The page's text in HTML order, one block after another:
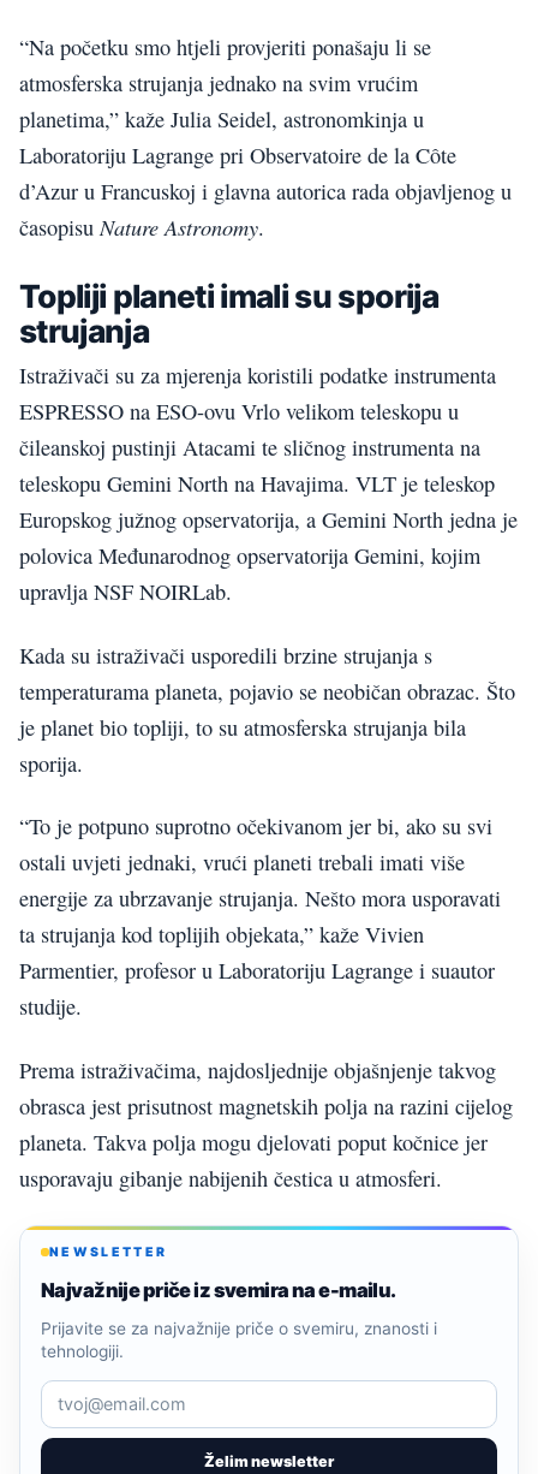
“Na početku smo htjeli provjeriti ponašaju li se
atmosferska strujanja jednako na svim vrućim
planetima,” kaže Julia Seidel, astronomkinja u
Laboratoriju Lagrange pri Observatoire de la Côte
d’Azur u Francuskoj i glavna autorica rada objavljenog u
časopisuNature Astronomy.
Topliji planeti imali su sporija
strujanja
Istraživači su za mjerenja koristili podatke instrumenta
ESPRESSO na ESO-ovu Vrlo velikom teleskopu u
čileanskoj pustinji Atacami te sličnog instrumenta na
teleskopu Gemini North na Havajima. VLT je teleskop
Europskog južnog opservatorija, a Gemini North jedna je
polovica Međunarodnog opservatorija Gemini, kojim
upravlja NSF NOIRLab.
Kada su istraživači usporedili brzine strujanja s
temperaturama planeta, pojavio se neobičan obrazac. Što
je planet bio topliji, to su atmosferska strujanja bila
sporija.
“To je potpuno suprotno očekivanom jer bi, ako su svi
ostali uvjeti jednaki, vrući planeti trebali imati više
energije za ubrzavanje strujanja. Nešto mora usporavati
ta strujanja kod toplijih objekata,” kaže Vivien
Parmentier, profesor u Laboratoriju Lagrange i suautor
studije.
Prema istraživačima, najdosljednije objašnjenje takvog
obrasca jest prisutnost magnetskih polja na razini cijelog
planeta. Takva polja mogu djelovati poput kočnice jer
usporavaju gibanje nabijenih čestica u atmosferi.
NEWSLETTER
Najvažnije priče iz svemira na e-mailu.
Želim newsletter
Prijavite se za najvažnije priče o svemiru, znanosti i
tehnologiji.